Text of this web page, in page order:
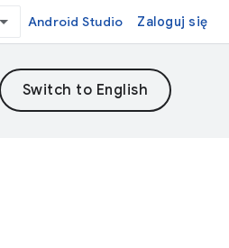
Android Studio Zaloguj się